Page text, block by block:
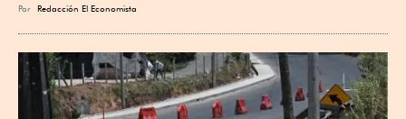
Por Redacción El Economista